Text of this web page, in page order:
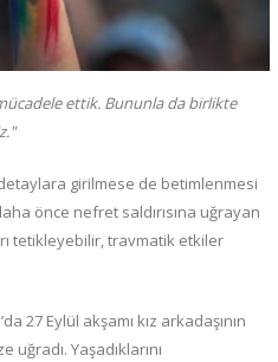
ettik. Bununla da birlikte
girilmese de betimlenmesi
önce nefret saldırısına uğrayan
tetikleyebilir, travmatik etkiler
27 Eylül akşamı kız arkadaşının
Yaşadıklarını